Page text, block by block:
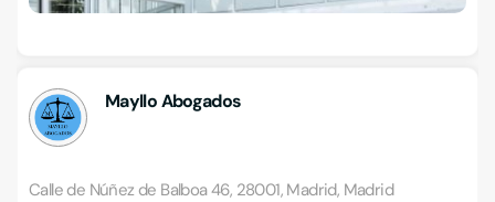
Mayllo Abogados
Calle de Núñez de Balboa 46, 28001, Madrid, Madrid